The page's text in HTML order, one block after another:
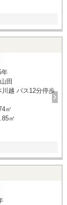
年
田
越 バス12分停歩
㎡
㎡